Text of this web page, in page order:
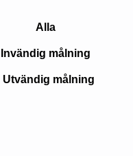
Alla
Invändig målning
Utvändig målning